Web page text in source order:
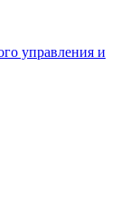
управления и